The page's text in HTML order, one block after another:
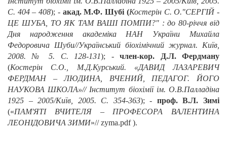
С. 404 – 408); - акад. М.Ф. Шубі (Костерін С. О."СЕРГІЙ -
ЦЕ ШУБА, ТО ЯК ТАМ ВАШІ ПОМПИ?" : до 80-річчя від
Дня народження академіка НАН України Михайла
Федоровича Шуби//Український біохімічний журнал. Київ,
2008. № 5. С. 128-131); -член-кор. Д.Л. Фердману
(Костерін С.О., М.Д.Курський. «ДАВИД ЛАЗАРЕВИЧ
ФЕРДМАН – ЛЮДИНА, ВЧЕНИЙ, ПЕДАГОГ. ЙОГО
НАУКОВА ШКОЛА»// Інститут біохімії ім. О.В.Палладіна
1925 – 2005/Київ, 2005. С. 354-363); - проф. В.Л. Зимі
(«ПАМ'ЯТІ ВЧИТЕЛЯ – ПРОФЕСОРА ВАЛЕНТИНА
ЛЕОНІДОВИЧА ЗИМИ»// zyma.pdf ).